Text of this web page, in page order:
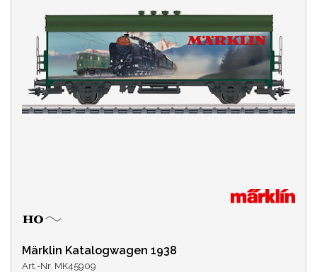
Märklin Katalogwagen 1938
Art.-Nr. MK45909